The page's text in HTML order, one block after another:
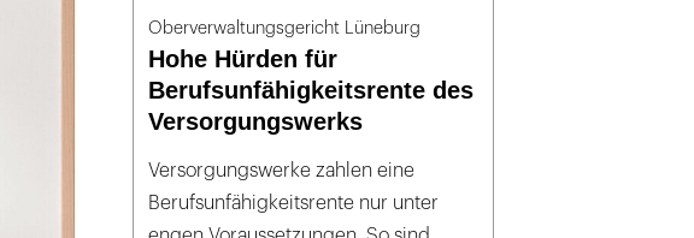
Oberverwaltungsgericht Lüneburg
Hohe Hürden für
Berufsunfähigkeitsrente des
Versorgungswerks
Versorgungswerke zahlen eine
Berufsunfähigkeitsrente nur unter